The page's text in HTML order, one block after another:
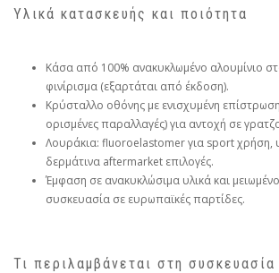
Υλικά κατασκευής και ποιότητα
Κάσα από 100% ανακυκλωμένο αλουμίνιο
φινίρισμα (εξαρτάται από έκδοση).
Κρύσταλλο οθόνης με ενισχυμένη
ορισμένες παραλλαγές) για αντοχή σε
Λουράκια: fluoroelastomer για sport χρήση,
δερμάτινα aftermarket επιλογές.
Έμφαση σε ανακυκλώσιμα υλικά και
συσκευασία σε ευρωπαϊκές παρτίδες.
Τι περιλαμβάνεται στη συσκευασία